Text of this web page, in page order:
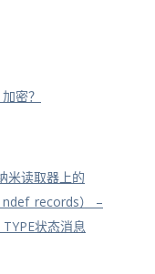
密？
米读取器上的
） –
状态消息